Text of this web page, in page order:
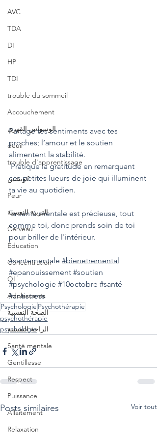
AVC
TDA
DI
HP
TDI
trouble du sommeil
Accouchement
الوسواس القهري
deuil
trouble d'apprentissage
كوتشين
Peur
التربية النفسية
Cerveau
Éducation
Concentration
QI
Adolescents
الصحة النفسية
الراحة النفسية
Santé mentale
Gentillesse
Respect
Puissance
Allaitement
Relaxation
Partage tes sentiments avec tes
proches; l’amour et le soutien
alimentent la stabilité.
Pratique la gratitude en remarquant
ces petites lueurs de joie qui illuminent
ta vie au quotidien.
Ta santé mentale est précieuse, tout
comme toi, donc prends soin de toi
pour briller de l'intérieur.
#santementale #bienetremental
#epanouissement #soutien
#psychologie #10octobre #santé
#antistress
Psychologie Psychothérapie
psychothérapie
psychologie
Posts similaires Voir tout